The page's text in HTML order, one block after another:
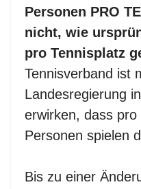
Personen PRO
nicht, wie
pro Tennisplatz
Tennisverband ist
Landesregierung
erwirken, dass pro
Personen spielen
Bis zu einer